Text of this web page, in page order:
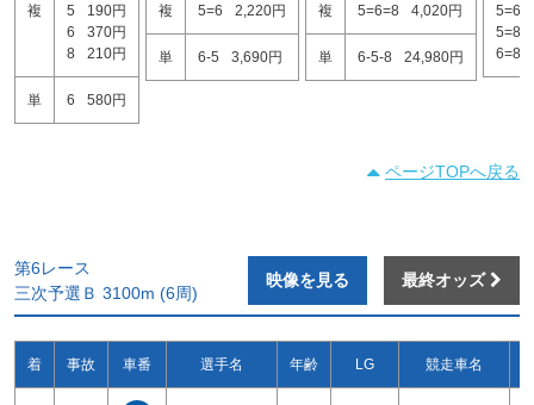
複 5
190円
6
370円
8
210円
単 6 580円
複 5=6 2,220円
単 6-5 3,690円
複 5=6=8 4,020円
単 6-5-8 24,980円
5=6
5=8
6=8
ページTOPへ戻る
第6レース
三次予選Ｂ 3100m (6周)
映像を見る 最終オッズ
着 事故 車番 選手名 年齢 LG 競走車名